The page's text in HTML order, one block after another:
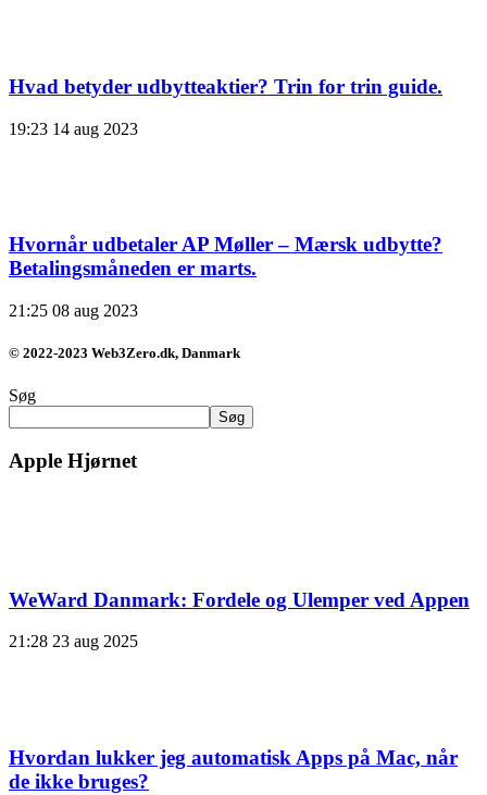
Hvad betyder udbytteaktier? Trin for trin guide.
19:23 14 aug 2023
Hvornår udbetaler AP Møller – Mærsk udbytte?
Betalingsmåneden er marts.
21:25 08 aug 2023
© 2022-2023 Web3Zero.dk, Danmark
Søg
Søg
Apple Hjørnet
WeWard Danmark: Fordele og Ulemper ved Appen
21:28 23 aug 2025
Hvordan lukker jeg automatisk Apps på Mac, når
de ikke bruges?